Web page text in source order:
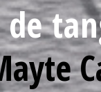
de